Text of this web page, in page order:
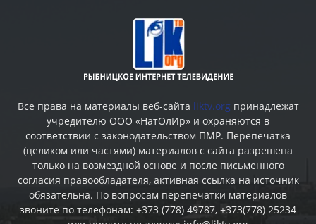
Все права на материалы веб-сайта liktv.org принадлежат
учредителю ООО «НатОлИр» и охраняются в
соответствии с законодательством ПМР. Перепечатка
(целиком или частями) материалов c сайта разрешена
только на возмездной основе и после письменного
согласия правообладателя, активная ссылка на источник
обязательна. По вопросам перепечатки материалов
звоните по телефонам: +373 (778) 49787, +373(778) 25234